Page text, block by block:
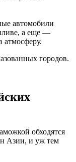
автомобили
а еще —
атмосферу.
городов.
обходятся
Азии, и уж тем